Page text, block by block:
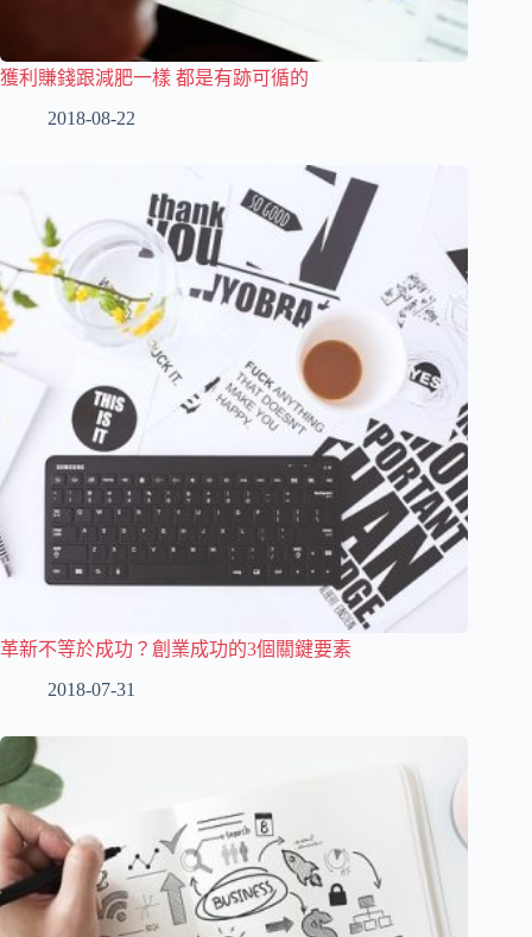
獲利賺錢跟減肥一樣 都是有跡可循的
2018-08-22
革新不等於成功？創業成功的3個關鍵要素
2018-07-31